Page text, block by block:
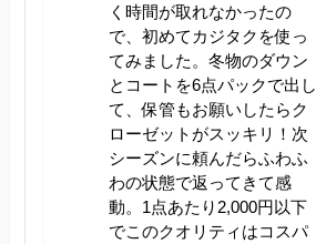
く時間が取れなかったの
で、初めてカジタクを使っ
てみました。冬物のダウン
とコートを6点パックで出し
て、保管もお願いしたらク
ローゼットがスッキリ！次
シーズンに頼んだらふわふ
わの状態で返ってきて感
動。1点あたり2,000円以下
でこのクオリティはコスパ